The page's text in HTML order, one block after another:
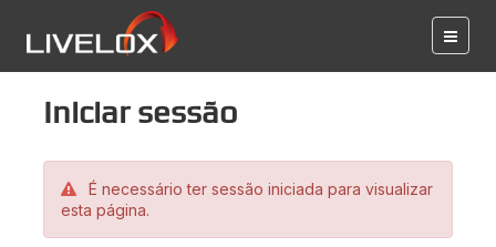
Iniciar sessão
É necessário ter sessão iniciada para visualizar
esta página.